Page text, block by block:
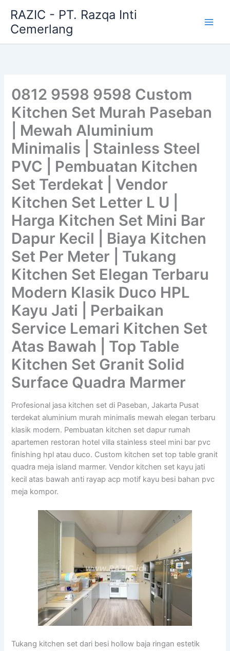
content
RAZIC - PT. Razqa Inti
Cemerlang
0812 9598 9598 Custom
Kitchen Set Murah Paseban
| Mewah Aluminium
Minimalis | Stainless Steel
PVC | Pembuatan Kitchen
Set Terdekat | Vendor
Kitchen Set Letter L U |
Harga Kitchen Set Mini Bar
Dapur Kecil | Biaya Kitchen
Set Per Meter | Tukang
Kitchen Set Elegan Terbaru
Modern Klasik Duco HPL
Kayu Jati | Perbaikan
Service Lemari Kitchen Set
Atas Bawah | Top Table
Kitchen Set Granit Solid
Surface Quadra Marmer
Profesional jasa kitchen set di Paseban, Jakarta Pusat
terdekat aluminium murah minimalis mewah elegan terbaru
klasik modern. Pembuatan kitchen set dapur rumah
apartemen restoran hotel villa stainless steel mini bar pvc
finishing hpl atau duco. Custom kitchen set top table granit
quadra meja island marmer. Vendor kitchen set kayu jati
kecil atas bawah anti rayap acp motif kayu besi bahan pvc
meja kompor.
Tukang kitchen set dari besi hollow baja ringan estetik